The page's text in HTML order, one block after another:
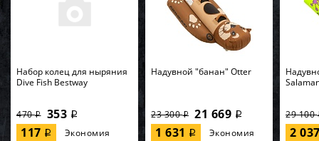
Набор колец для ныряния
Dive Fish Bestway
470i 353 i
117 i Экономия
Надувной "банан" Otter
23 300i 21 669 i
1 631 i Экономия
29 100
2